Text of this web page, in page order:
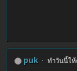
puk
ทำวันนี้ใ